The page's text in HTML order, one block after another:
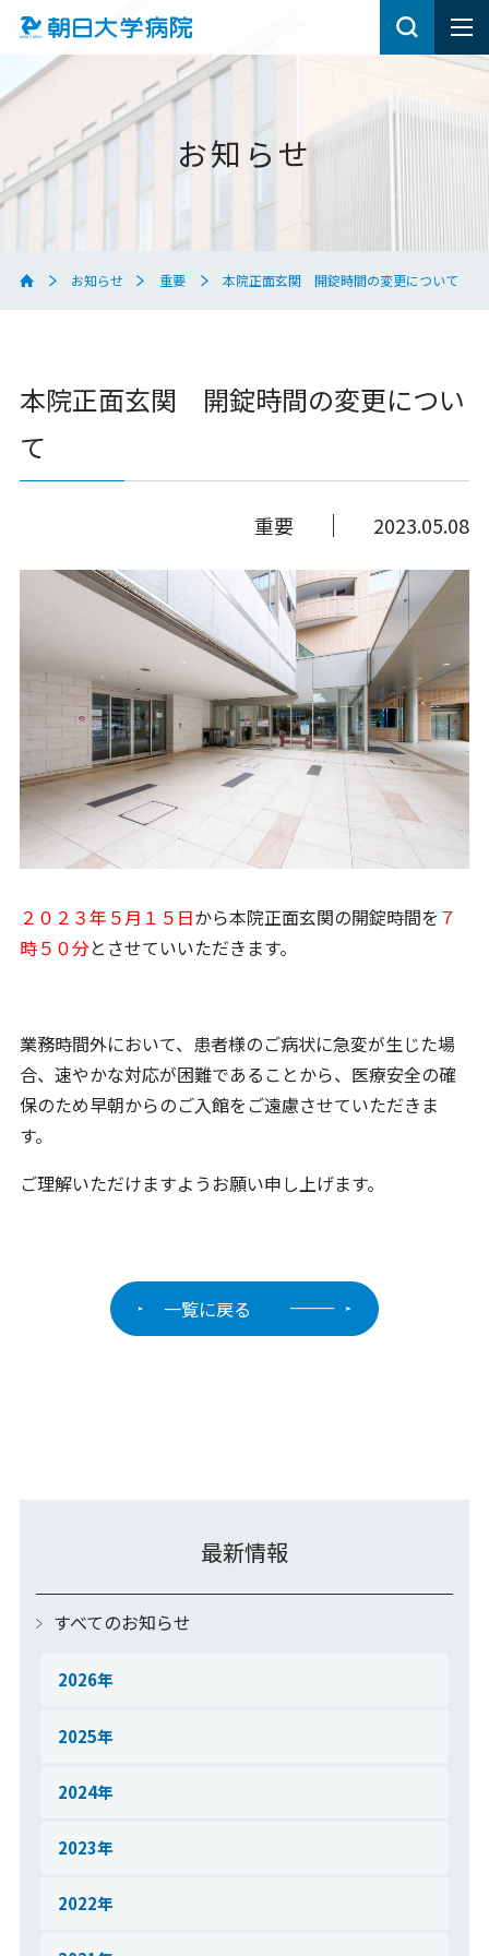
お知らせ
お知らせ 重要 本院正面玄関 開錠時間の変更について
本院正面玄関 開錠時間の変更につい
て
重要 2023.05.08
２０２３年５月１５日から本院正面玄関の開錠時間を ７
時５０分とさせていいただきます。
業務時間外において、患者様のご病状に急変が生じた場
合、速やかな対応が困難であることから、医療安全の確
保のため早朝からのご入館をご遠慮させていただきま
す。
ご理解いただけますようお願い申し上げます。
最新情報
すべてのお知らせ
2026
2025
2024
2023
2022
一覧に戻る